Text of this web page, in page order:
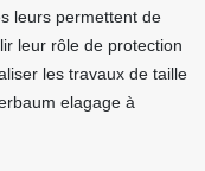
leurs permettent de
leur rôle de protection
les travaux de taille
elagage à